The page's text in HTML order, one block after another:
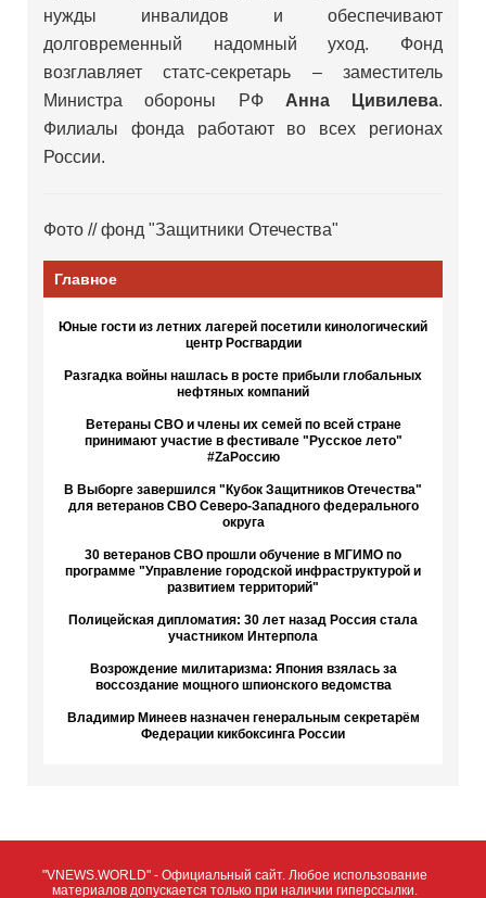
нужды инвалидов и обеспечивают
долговременный надомный уход. Фонд
возглавляет статс-секретарь – заместитель
Министра обороны РФ Анна Цивилева.
Филиалы фонда работают во всех регионах
России.
Фото // фонд "Защитники Отечества"
Главное
Юные гости из летних лагерей посетили кинологический
центр Росгвардии
Разгадка войны нашлась в росте прибыли глобальных
нефтяных компаний
Ветераны СВО и члены их семей по всей стране
принимают участие в фестивале "Русское лето"
#ZaРоссию
В Выборге завершился "Кубок Защитников Отечества"
для ветеранов СВО Северо-Западного федерального
округа
30 ветеранов СВО прошли обучение в МГИМО по
программе "Управление городской инфраструктурой и
развитием территорий"
Полицейская дипломатия: 30 лет назад Россия стала
участником Интерпола
Возрождение милитаризма: Япония взялась за
воссоздание мощного шпионского ведомства
Владимир Минеев назначен генеральным секретарём
Федерации кикбоксинга России
"VNEWS.WORLD" - Официальный сайт. Любое использование
материалов допускается только при наличии гиперссылки.